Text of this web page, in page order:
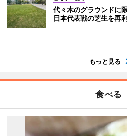
代々木のグラウンドに
日本代表戦の芝生を再
もっと見る
食べる